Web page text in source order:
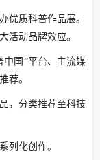
优质科普作品展。
活动品牌效应。
中国”平台、主流媒
荐。
，分类推荐至科技
列化创作。